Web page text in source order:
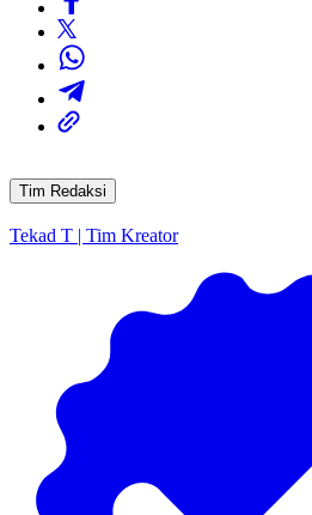
Tim Redaksi
Tekad T | Tim Kreator